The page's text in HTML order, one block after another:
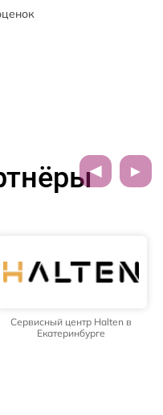
Сервисный центр Halten в
Екатеринбурге